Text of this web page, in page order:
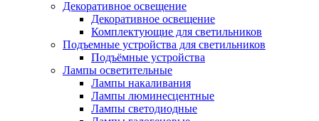
Декоративное освещение
Декоративное освещение
Комплектующие для светильников
Подъемные устройства для светильников
Подъёмные устройства
Лампы осветительные
Лампы накаливания
Лампы люминесцентные
Лампы светодиодные